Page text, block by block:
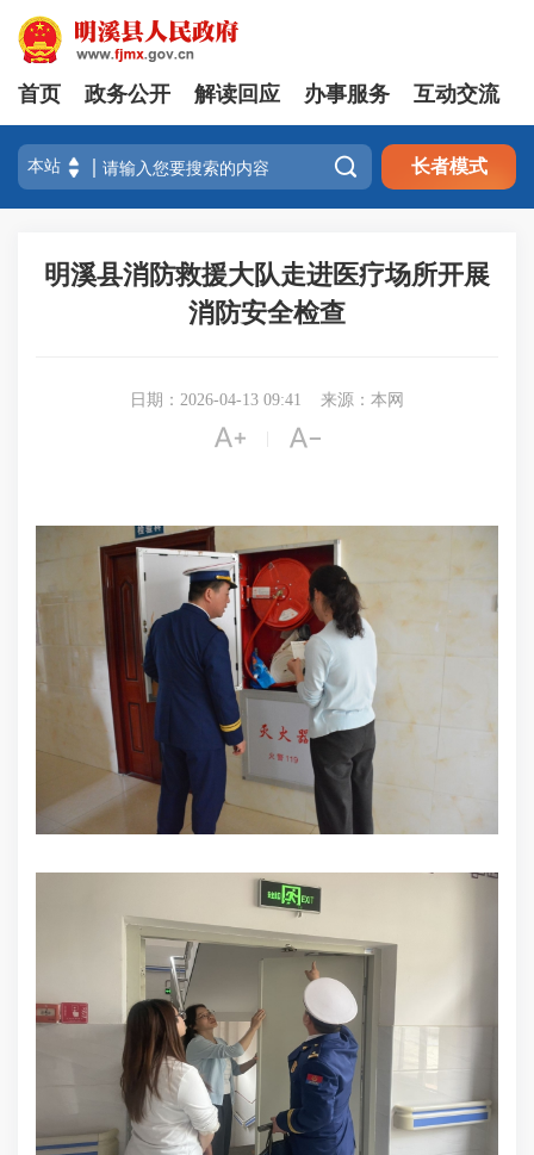
首页 政务公开 解读回应 办事服务 互动交流
 长者模式
明溪县消防救援大队走进医疗场所开展
消防安全检查
日期：2026-04-13 09:41 来源：本网
 